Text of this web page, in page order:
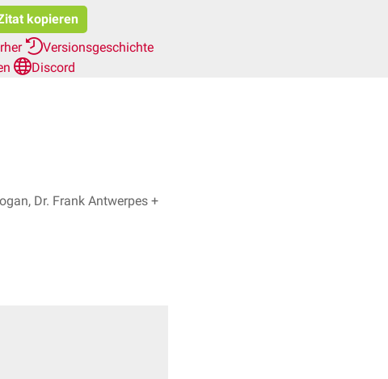
kopieren
Versionsgeschichte
Discord
Dr. Frank Antwerpes +